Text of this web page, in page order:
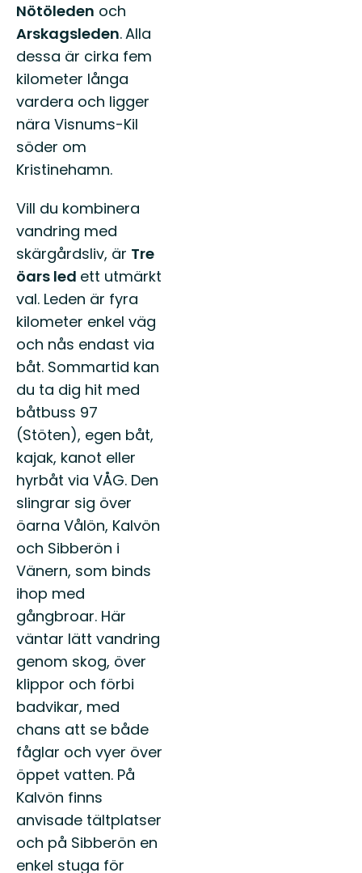
Nötöleden och
Arskagsleden.Alla
dessa är cirka fem
kilometer långa
vardera och ligger
nära Visnums-Kil
söder om
Kristinehamn.
Vill du kombinera
vandring med
skärgårdsliv, är Tre
öars led ett utmärkt
val. Leden är fyra
kilometer enkel väg
och nås endast via
båt. Sommartid kan
du ta dig hit med
båtbuss 97
(Stöten), egen båt,
kajak, kanot eller
hyrbåt via VÅG. Den
slingrar sig över
öarna Vålön, Kalvön
och Sibberön i
Vänern, som binds
ihop med
gångbroar. Här
väntar lätt vandring
genom skog, över
klippor och förbi
badvikar, med
chans att se både
fåglar och vyer över
öppet vatten. På
Kalvön finns
anvisade tältplatser
och på Sibberön en
enkel stuga för